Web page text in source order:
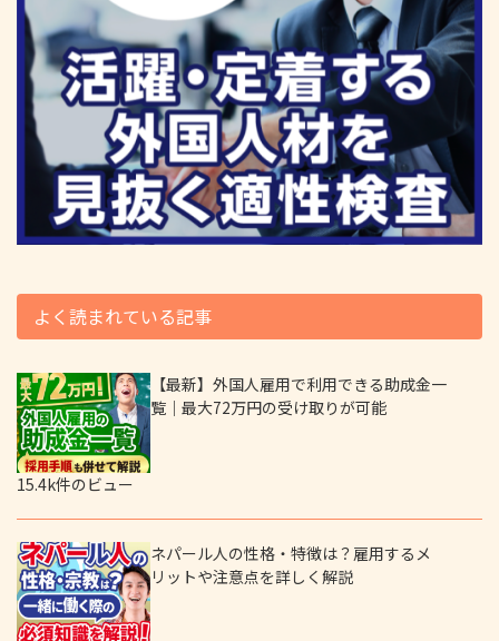
よく読まれている記事
【最新】外国人雇用で利用できる助成金一
覧｜最大72万円の受け取りが可能
15.4k件のビュー
ネパール人の性格・特徴は？雇用するメ
リットや注意点を詳しく解説